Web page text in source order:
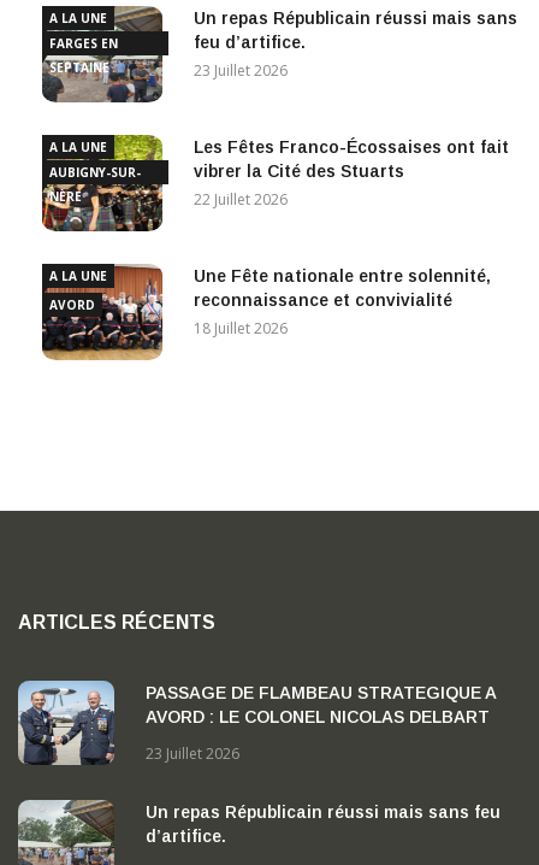
A LA UNE
FARGES EN
SEPTAINE
Un repas Républicain réussi mais sans
feu d’artifice.
23 Juillet 2026
A LA UNE
AUBIGNY-SUR-
NÈRE
Les Fêtes Franco-Écossaises ont fait
vibrer la Cité des Stuarts
22 Juillet 2026
A LA UNE
AVORD
Une Fête nationale entre solennité,
reconnaissance et convivialité
18 Juillet 2026
ARTICLES RÉCENTS
PASSAGE DE FLAMBEAU STRATEGIQUE A
AVORD : LE COLONEL NICOLAS DELBART
GEORGES MADON »
23 Juillet 2026
Un repas Républicain réussi mais sans feu
d’artifice.